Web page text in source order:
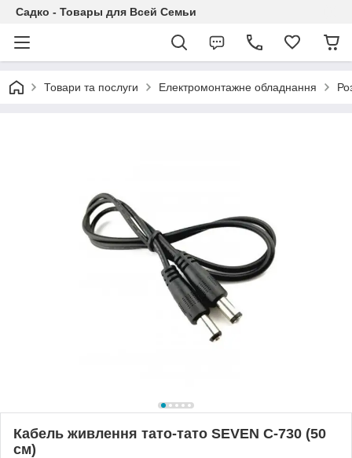
Садко - Товары для Всей Семьи
Товари та послуги Електромонтажне обладнання
Кабель живлення тато-тато SEVEN C-730 (50
см)